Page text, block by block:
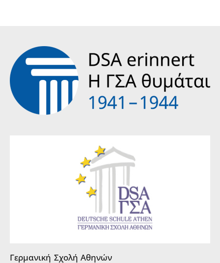
Γερμανική Σχολή Αθηνών